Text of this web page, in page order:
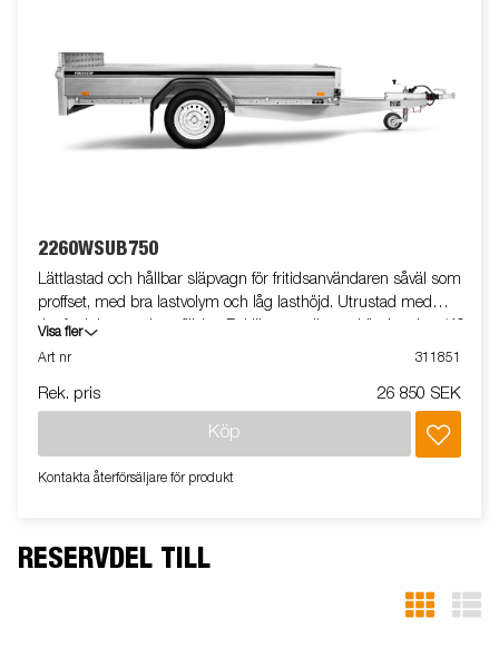
2260WSUB750
Lättlastad och hållbar släpvagn för fritidsanvändaren såväl som
proffset, med bra lastvolym och låg lasthöjd. Utrustad med
tippfunktion med gasfjäder. Baklämmen är uppkörningsbar (40
cm hög). Måtten är anpassade för byggskivor. Utrustad med
Visa fler
Art nr
311851
Rek. pris 26 850 SEK
Köp
Kontakta återförsäljare för produkt
RESERVDEL TILL